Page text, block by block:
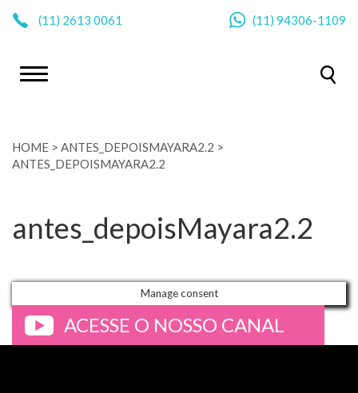
(11) 2613 0061 (11) 94306-1109
HOME > ANTES_DEPOISMAYARA2.2 >
ANTES_DEPOISMAYARA2.2
antes_depoisMayara2.2
Manage consent
ACESSE O NOSSO CANAL